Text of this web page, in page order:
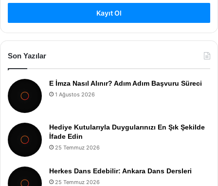
Kayıt Ol
Son Yazılar
E İmza Nasıl Alınır? Adım Adım Başvuru Süreci
1 Ağustos 2026
Hediye Kutularıyla Duygularınızı En Şık Şekilde
İfade Edin
25 Temmuz 2026
Herkes Dans Edebilir: Ankara Dans Dersleri
25 Temmuz 2026